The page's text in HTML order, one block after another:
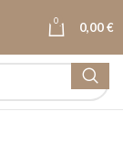
0 0,00€